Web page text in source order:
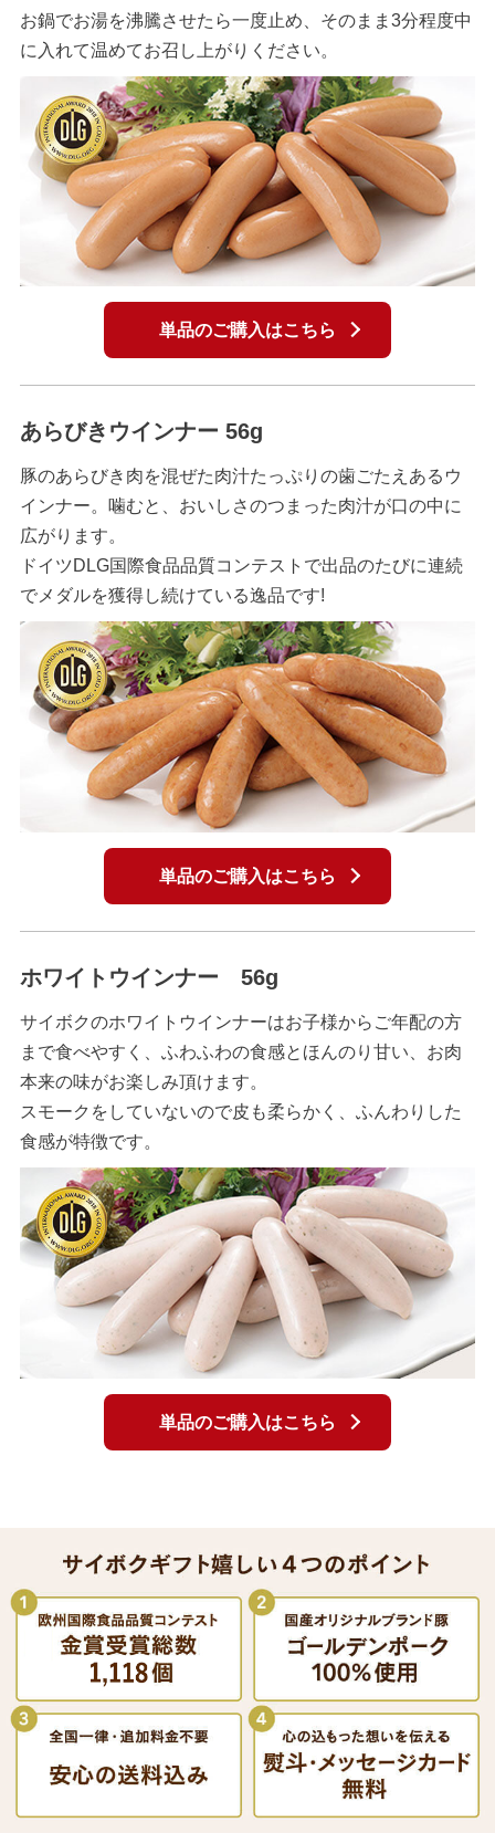
お鍋でお湯を沸騰させたら一度止め、そのまま3分程度中
に入れて温めてお召し上がりください。
単品のご購入はこちら
あらびきウインナー 56g
豚のあらびき肉を混ぜた肉汁たっぷりの歯ごたえあるウ
インナー。噛むと、おいしさのつまった肉汁が口の中に
広がります。
ドイツDLG国際食品品質コンテストで出品のたびに連続
でメダルを獲得し続けている逸品です!
単品のご購入はこちら
ホワイトウインナー 56g
サイボクのホワイトウインナーはお子様からご年配の方
まで食べやすく、ふわふわの食感とほんのり甘い、お肉
本来の味がお楽しみ頂けます。
スモークをしていないので皮も柔らかく、ふんわりした
食感が特徴です。
単品のご購入はこちら